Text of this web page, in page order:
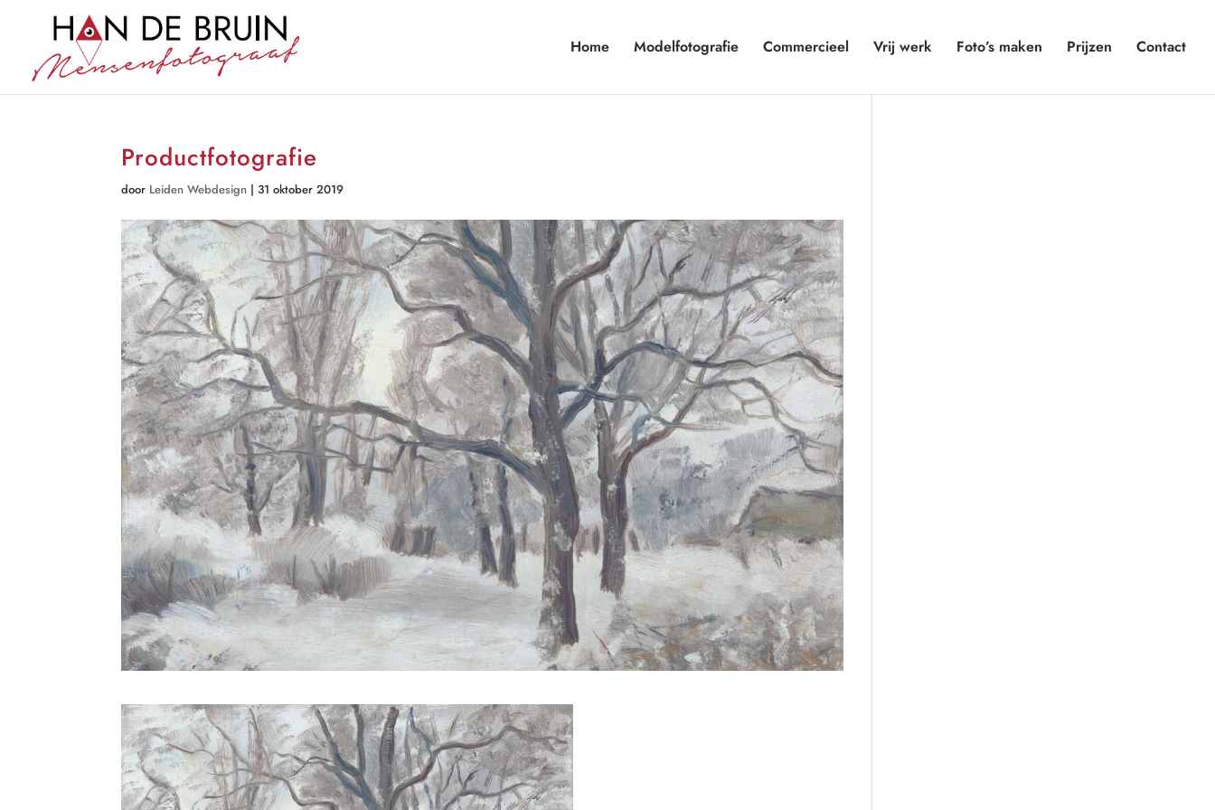
Home Modelfotografie Commercieel Vrij werk Foto’s maken Prijzen Contact
Productfotografie
door Leiden Webdesign |31 oktober 2019